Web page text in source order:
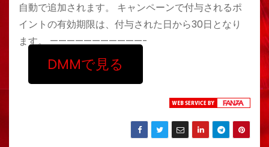
自動で追加されます。 キャンペーンで付与されるポ
イントの有効期限は、付与された日から30日となり
ます。 ———————————-
DMMで見る